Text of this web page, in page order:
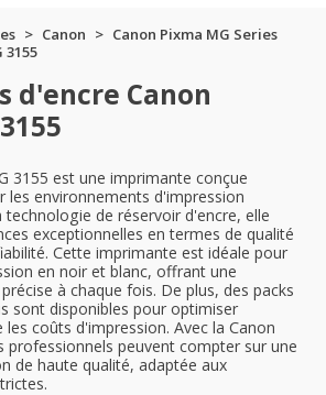
Canon
Canon Pixma MG Series
3155
d'encre Canon
3155 est une imprimante conçue
les environnements d'impression
technologie de réservoir d'encre, elle
exceptionnelles en termes de qualité
Cette imprimante est idéale pour
en noir et blanc, offrant une
à chaque fois. De plus, des packs
sont disponibles pour optimiser
coûts d'impression. Avec la Canon
professionnels peuvent compter sur une
de haute qualité, adaptée aux